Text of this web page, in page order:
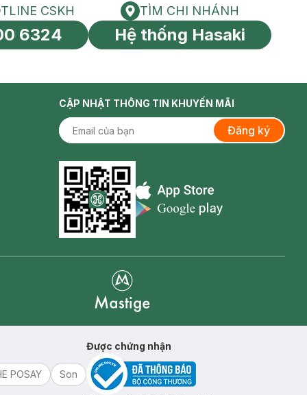
toàn cầu
HOTLINE CSKH
CSKH
6324
Tìm chi nhánh
TÌM CHI NHÁNH
Hệ thống Hasaki
CẬP NHẬT THÔNG TIN KHUYẾN MÃI
Đăng ký
Appstore icon
POSAY Son
Được chứng nhận